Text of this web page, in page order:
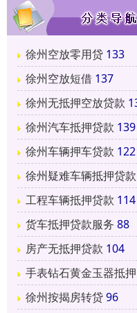
徐州空放零用贷 133
徐州空放短借 137
徐州无抵押空放贷款
徐州汽车抵押贷款 139
徐州车辆押车贷款 122
徐州疑难车辆抵押贷款
工程车辆抵押贷款 114
货车抵押贷款服务 88
房产无抵押贷款 104
手表钻石黄金玉器抵押
徐州按揭房转贷96